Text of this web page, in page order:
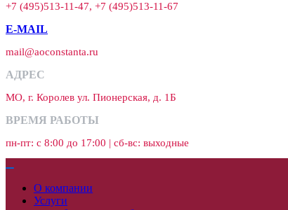
+7 (495)513-11-47, +7 (495)513-11-67
E-MAIL
mail@aoconstanta.ru
АДРЕС
МО, г. Королев ул. Пионерская, д. 1Б
ВРЕМЯ РАБОТЫ
пн-пт: с 8:00 до 17:00 | сб-вс: выходные
О компании
Услуги